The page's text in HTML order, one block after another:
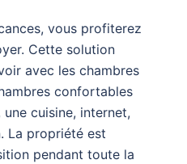
vous profiterez
Cette solution
avec les chambres
confortables
cuisine, internet,
La propriété est
pendant toute la